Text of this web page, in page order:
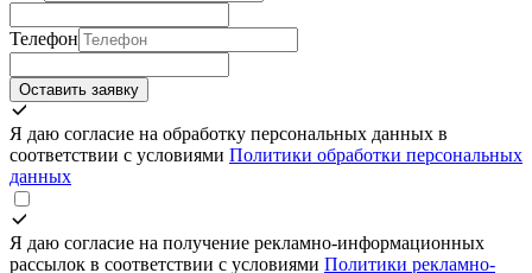
Телефон
Оставить заявку
Я даю согласие на обработку персональных данных в
соответствии с условиями Политики обработки персональных
данных
Я даю согласие на получение рекламно-информационных
рассылок в соответствии с условиями Политики рекламно-